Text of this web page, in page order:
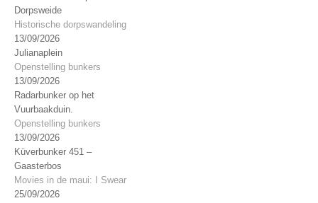
Dorpsweide
Historische dorpswandeling
13/09/2026
Julianaplein
Openstelling bunkers
13/09/2026
Radarbunker op het
Vuurbaakduin.
Openstelling bunkers
13/09/2026
Küverbunker 451 –
Gaasterbos
Movies in de maui: I Swear
25/09/2026